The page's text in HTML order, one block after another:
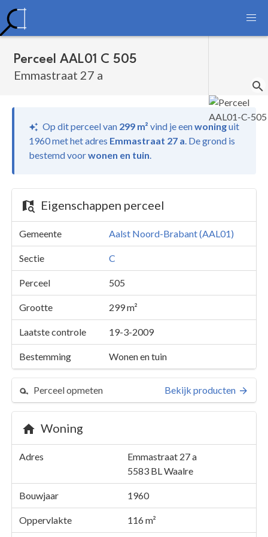
Perceel AAL01 C 505
Emmastraat 27 a
Op dit perceel van 299 m² vind jeeenwoninguit
1960 met het adres Emmastraat 27 a. De grond is
bestemd voorwonen en tuin.
Eigenschappen perceel
Gemeente Aalst Noord-Brabant (AAL01)
Sectie C
Perceel 505
Grootte 299 m²
Laatste controle 19-3-2009
Bestemming Wonen en tuin
Perceel opmeten Bekijk producten
Woning
Adres
Emmastraat 27 a
5583 BLWaalre
Bouwjaar 1960
Oppervlakte 116 m²
Perceel 505
Kaarten en rapporten